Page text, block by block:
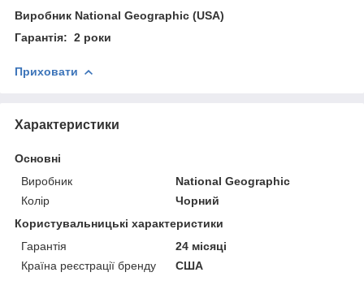
Виробник National Geographic (USA)
Гарантія: 2 роки
Приховати
Характеристики
Основні
Виробник
National Geographic
Колір
Чорний
Користувальницькі характеристики
Гарантія
24 місяці
Країна реєстрації бренду
США